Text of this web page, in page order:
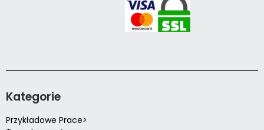
Kategorie
Przykładowe Prace>